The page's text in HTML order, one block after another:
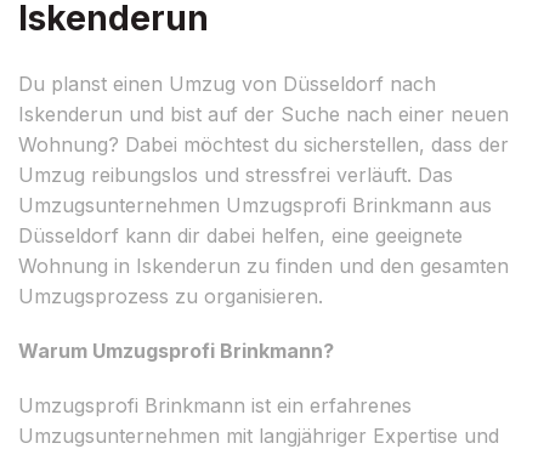
Iskenderun
Du planst einen Umzug von Düsseldorf nach
Iskenderun und bist auf der Suche nach einer neuen
Wohnung? Dabei möchtest du sicherstellen, dass der
Umzug reibungslos und stressfrei verläuft. Das
Umzugsunternehmen Umzugsprofi Brinkmann aus
Düsseldorf kann dir dabei helfen, eine geeignete
Wohnung in Iskenderun zu finden und den gesamten
Umzugsprozess zu organisieren.
Warum Umzugsprofi Brinkmann?
Umzugsprofi Brinkmann ist ein erfahrenes
Umzugsunternehmen mit langjähriger Expertise und